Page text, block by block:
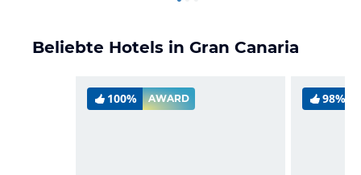
Beliebte Hotels in Gran Canaria
100% AWARD 98%